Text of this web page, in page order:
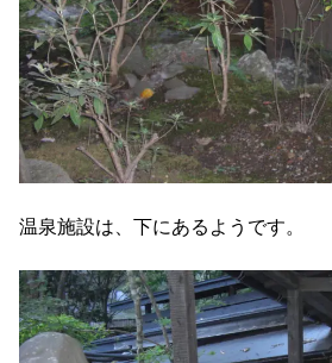
温泉施設は、下にあるようです。